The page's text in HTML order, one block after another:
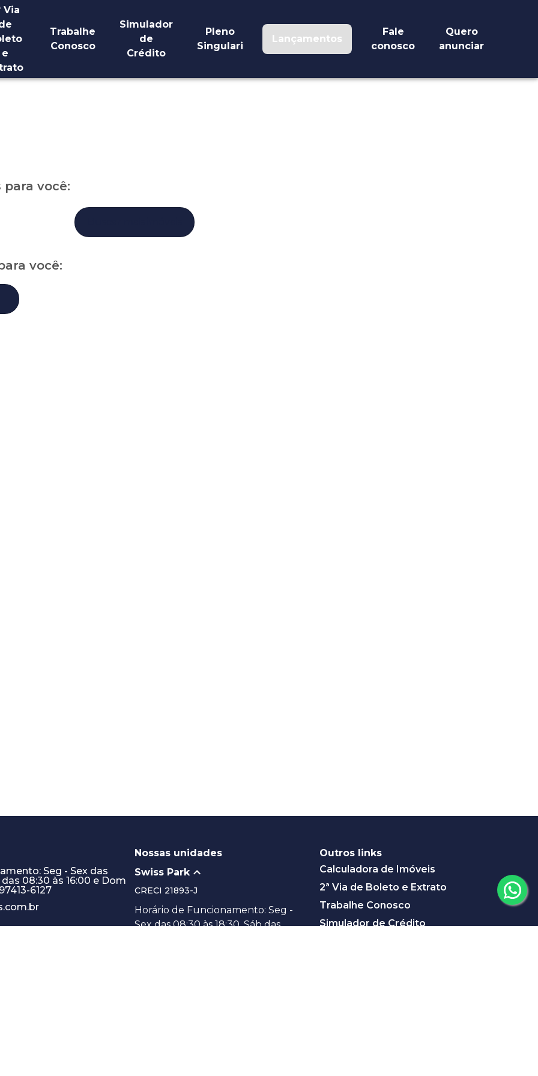
Via
e
Trabalhe
Conosco
Simulador
de
Crédito
Pleno
Singulari
Lançamentos
Fale
conosco
Quero
anunciar
você:
você:
Seg - Sex das
das 08:30 às 16:00 e Dom
6127
Nossas unidades
Swiss Park
CRECI 21893-J
Horário de Funcionamento: Seg -
Sex das 08:30 às 18:30, Sáb das
Outros links
Calculadora de Imóveis
2ª Via de Boleto e Extrato
Trabalhe Conosco
Simulador de Crédito